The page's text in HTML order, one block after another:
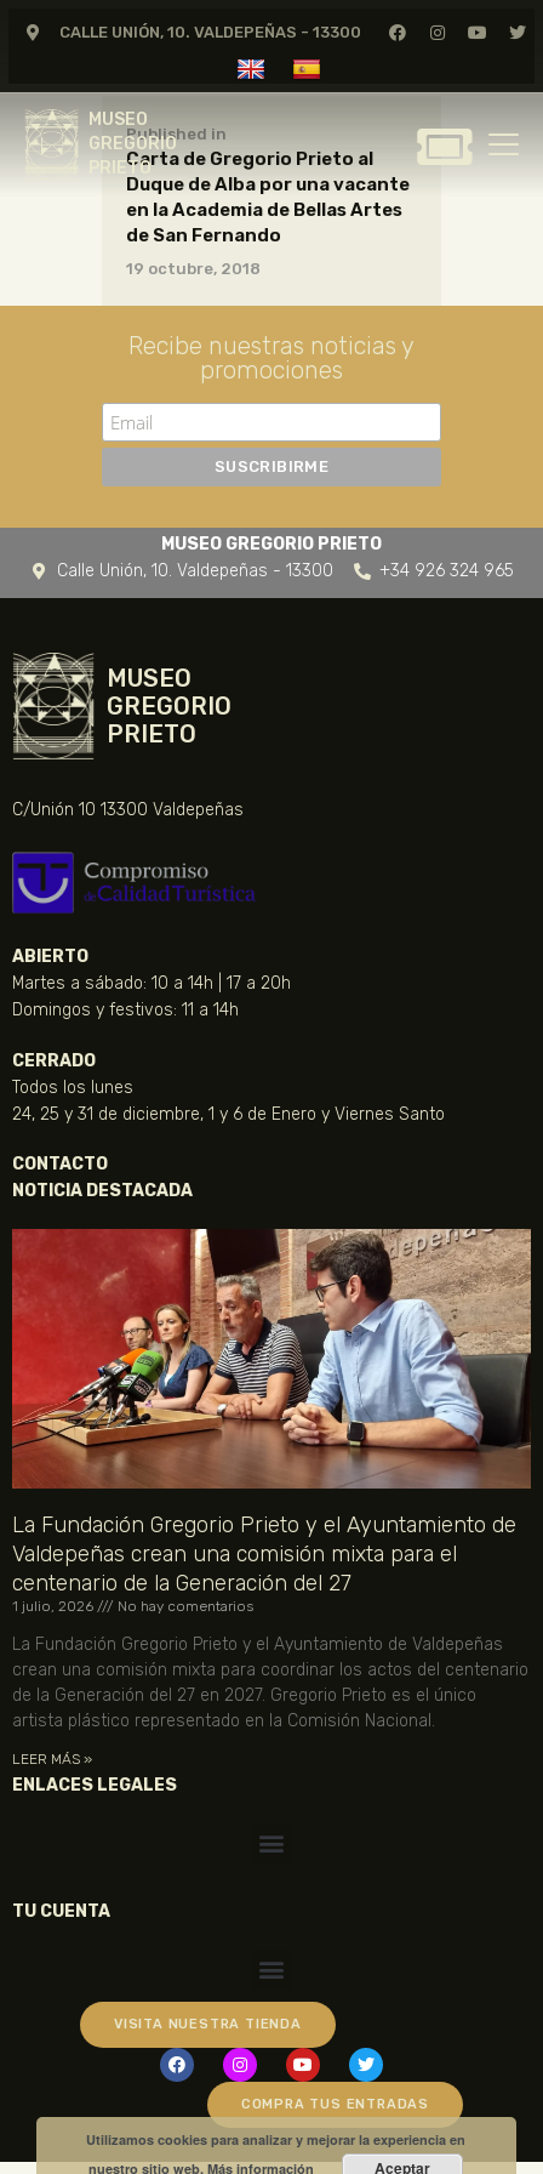
CALLE UNIÓN, 10. VALDEPEÑAS - 13300
MUSEO
GREGORIO
PRIETO
MUSEO
GREGORIO
GREGORIO PRIETO
MUSEO
ARCHIVO
CERTAMEN DE DIBUJO
FUNDACIÓN
NOTICIAS
Published in
Carta de Gregorio Prieto al
Duque de Alba por una vacante
en la Academia de Bellas Artes
de San Fernando
19 octubre, 2018
Recibe nuestras noticias y
promociones
MUSEO GREGORIO PRIETO
Calle Unión, 10. Valdepeñas - 13300
+34 926 324 965
MUSEO
GREGORIO
PRIETO
C/Unión 10 13300 Valdepeñas
ABIERTO
Martes a sábado: 10 a 14h | 17 a 20h
Domingos y festivos: 11 a 14h
CERRADO
Todos los lunes
24, 25 y 31 de diciembre, 1 y 6 de Enero y Viernes Santo
CONTACTO
NOTICIA DESTACADA
La Fundación Gregorio Prieto y el Ayuntamiento de
Valdepeñas crean una comisión mixta para el
centenario de la Generación del 27
1 julio, 2026 No hay comentarios
La Fundación Gregorio Prieto y el Ayuntamiento de Valdepeñas
crean una comisión mixta para coordinar los actos del centenario
de la Generación del 27 en 2027. Gregorio Prieto es el único
artista plástico representado en la Comisión Nacional.
LEER MÁS »
ENLACES LEGALES
TU CUENTA
VISITA NUESTRA TIENDA
COMPRA TUS ENTRADAS
Utilizamos cookies para analizar y mejorar la experiencia en
nuestro sitio web.Más información Aceptar